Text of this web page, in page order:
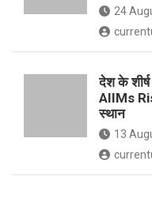
24
देश के
AIIMs
स्थान
13